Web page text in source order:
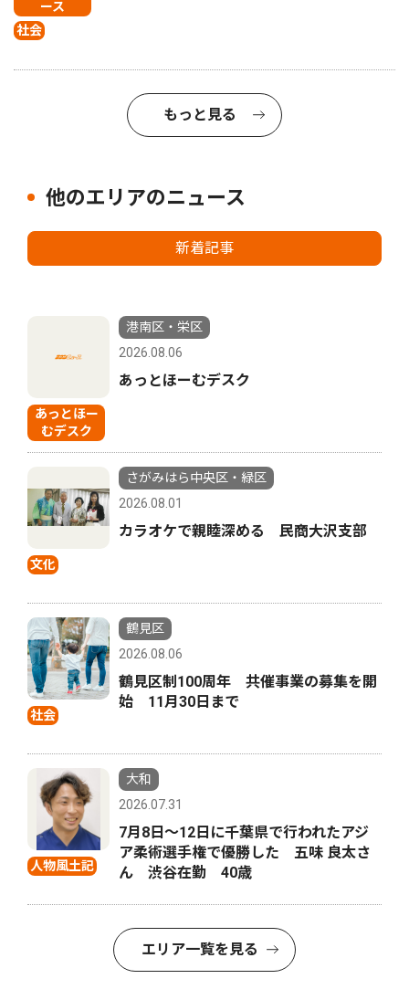
ース
社会
もっと見る
他のエリアのニュース
新着記事
あっとほー
むデスク
港南区・栄区
2026.08.06
あっとほーむデスク
文化
さがみはら中央区・緑区
2026.08.01
カラオケで親睦深める 民商大沢支部
社会
鶴見区
2026.08.06
鶴見区制100周年 共催事業の募集を開
始 11月30日まで
人物風土記
大和
2026.07.31
7月8日〜12日に千葉県で行われたアジ
ア柔術選手権で優勝した 五味 良太さ
ん 渋谷在勤 40歳
エリア一覧を見る